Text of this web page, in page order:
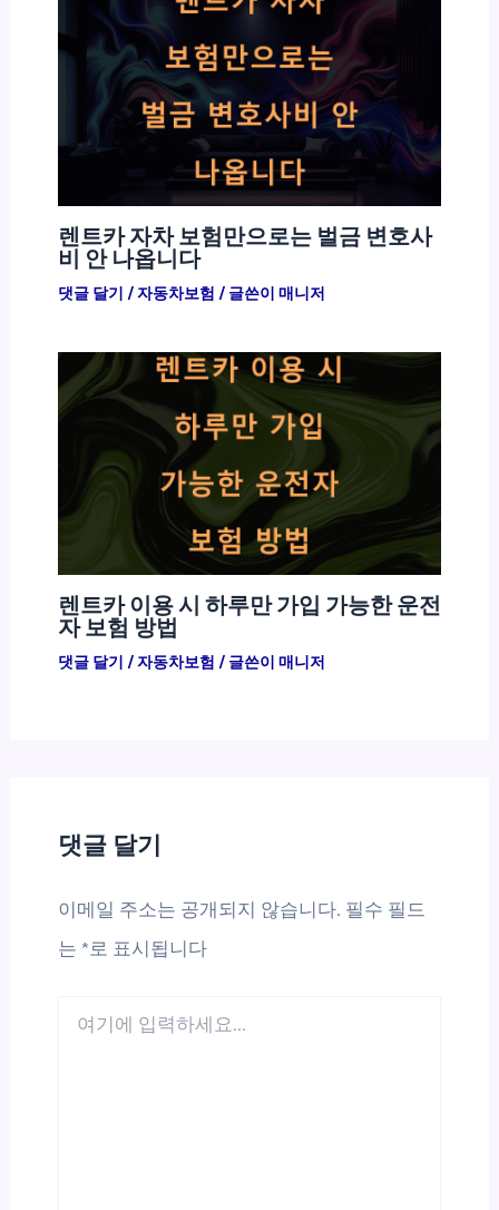
렌트카 자차 보험만으로는 벌금 변호사
비 안 나옵니다
댓글 달기 /자동차보험 / 글쓴이 매니저
렌트카 이용 시 하루만 가입 가능한 운전
자 보험 방법
댓글 달기 /자동차보험 / 글쓴이 매니저
댓글 달기
이메일 주소는 공개되지 않습니다. 필수 필드
는 * 로 표시됩니다